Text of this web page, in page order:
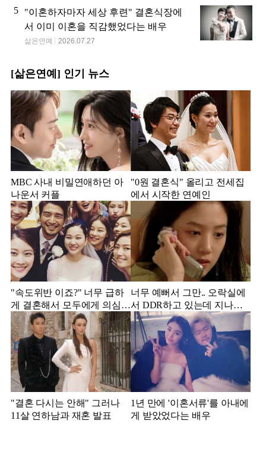
5
"이혼하자마자 세상 후련" 결혼식장에
서 이미 이혼을 직감했었다는 배우
삶은연예 2026.07.27
[삶은연예] 인기 뉴스
MBC 사내 비밀연애하던 아
나운서 커플
"0원 결혼식" 올리고 전세집
에서 시작한 연예인
"속도위반 이죠?" 너무 급하
게 결혼해서 모두에게 의심
받았던 스타
너무 예뻐서 그만.. 오락실에
서 DDR하고 있는데 지나가
던 이상민이 캐스팅했다는 연
예인
"결혼 다시는 안해" 그러나
11살 연하남과 재혼 발표
1년 만에 '이혼서류'를 아내에
게 받았었다는 배우